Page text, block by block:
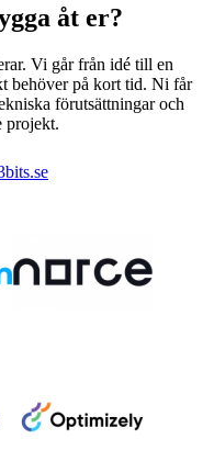
åt er?
Vi går från idé till en
behöver på kort tid. Ni får
förutsättningar och
projekt.